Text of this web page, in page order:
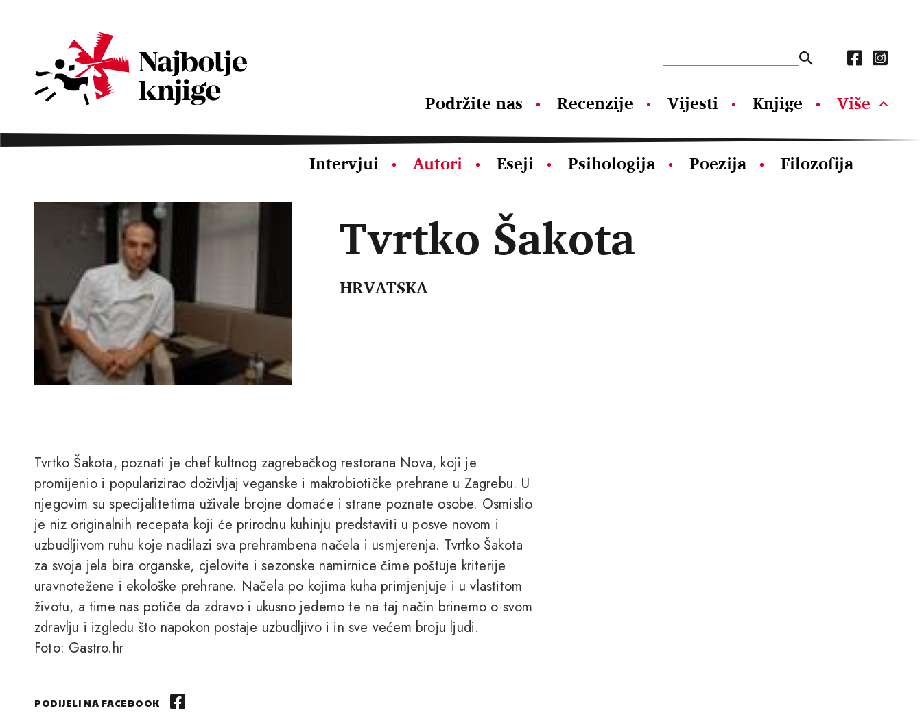
Podržite nas Recenzije Vijesti Knjige Više
Intervjui Autori Eseji Psihologija Poezija Filozofija
Tvrtko Šakota
HRVATSKA
Tvrtko Šakota, poznati je chef kultnog zagrebačkog restorana Nova, koji je
promijenio i popularizirao doživljaj veganske i makrobiotičke prehrane u Zagrebu. U
njegovim su specijalitetima uživale brojne domaće i strane poznate osobe. Osmislio
je niz originalnih recepata koji će prirodnu kuhinju predstaviti u posve novom i
uzbudljivom ruhu koje nadilazi sva prehrambena načela i usmjerenja. Tvrtko Šakota
za svoja jela bira organske, cjelovite i sezonske namirnice čime poštuje kriterije
uravnotežene i ekološke prehrane. Načela po kojima kuha primjenjuje i u vlastitom
životu, a time nas potiče da zdravo i ukusno jedemo te na taj način brinemo o svom
zdravlju i izgledu što napokon postaje uzbudljivo i in sve većem broju ljudi.
Foto: Gastro.hr
PODIJELI NA FACEBOOK